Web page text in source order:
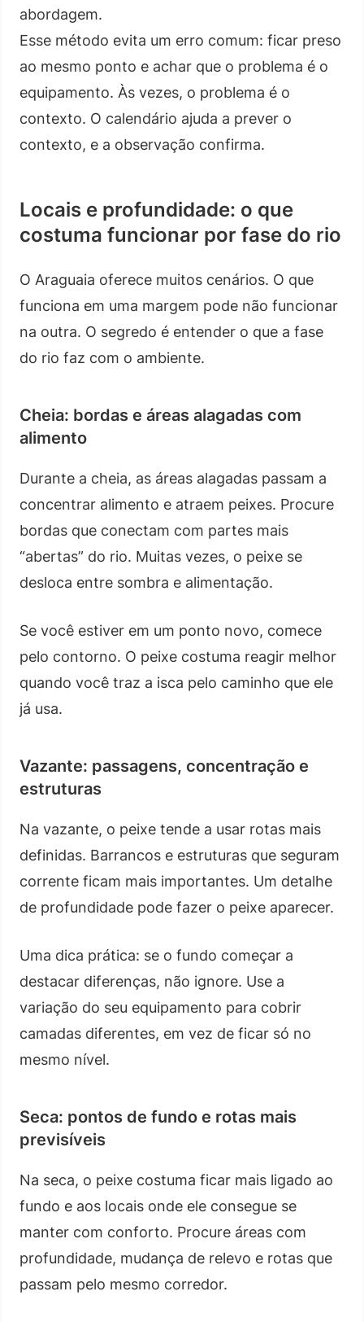
abordagem.
Esse método evita um erro comum: ficar preso
ao mesmo ponto e achar que o problema é o
equipamento. Às vezes, o problema é o
contexto. O calendário ajuda a prever o
contexto, e a observação confirma.
Locais e profundidade: o que
costuma funcionar por fase do rio
O Araguaia oferece muitos cenários. O que
funciona em uma margem pode não funcionar
na outra. O segredo é entender o que a fase
do rio faz com o ambiente.
Cheia: bordas e áreas alagadas com
alimento
Durante a cheia, as áreas alagadas passam a
concentrar alimento e atraem peixes. Procure
bordas que conectam com partes mais
“abertas” do rio. Muitas vezes, o peixe se
desloca entre sombra e alimentação.
Se você estiver em um ponto novo, comece
pelo contorno. O peixe costuma reagir melhor
quando você traz a isca pelo caminho que ele
já usa.
Vazante: passagens, concentração e
estruturas
Na vazante, o peixe tende a usar rotas mais
definidas. Barrancos e estruturas que seguram
corrente ficam mais importantes. Um detalhe
de profundidade pode fazer o peixe aparecer.
Uma dica prática: se o fundo começar a
destacar diferenças, não ignore. Use a
variação do seu equipamento para cobrir
camadas diferentes, em vez de ficar só no
mesmo nível.
Seca: pontos de fundo e rotas mais
previsíveis
Na seca, o peixe costuma ficar mais ligado ao
fundo e aos locais onde ele consegue se
manter com conforto. Procure áreas com
profundidade, mudança de relevo e rotas que
passam pelo mesmo corredor.